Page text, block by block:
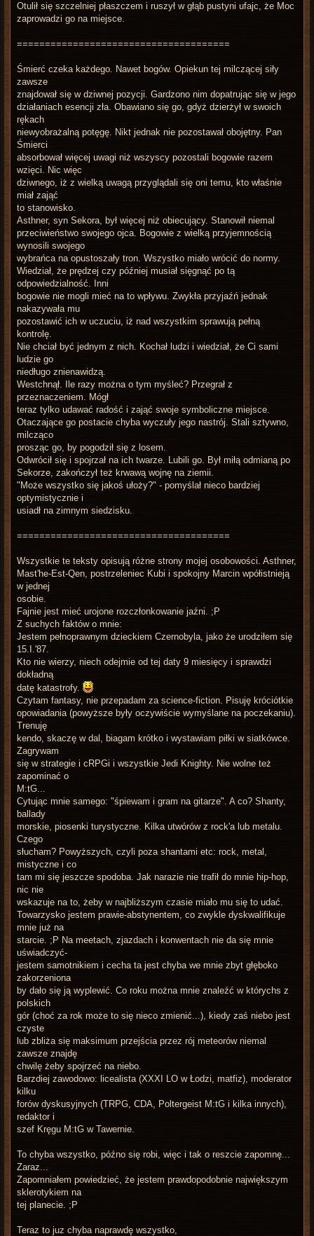
Otulił się szczelniej płaszczem i ruszył w głąb pustyni ufajc, że Moc
zaprowadzi go na miejsce.
======================================
Śmierć czeka każdego. Nawet bogów. Opiekun tej milczącej siły
zawsze
znajdował się w dziwnej pozycji. Gardzono nim dopatrując się w jego
działaniach esencji zła. Obawiano się go, gdyż dzierżył w swoich
rękach
niewyobrażalną potęgę. Nikt jednak nie pozostawał obojętny. Pan
Śmierci
absorbował więcej uwagi niż wszyscy pozostali bogowie razem
wzięci. Nic więc
dziwnego, iż z wielką uwagą przyglądali się oni temu, kto właśnie
miał zająć
to stanowisko.
Asthner, syn Sekora, był więcej niż obiecujący. Stanowił niemal
przeciwieństwo swojego ojca. Bogowie z wielką przyjemnością
wynosili swojego
wybrańca na opustoszały tron. Wszystko miało wrócić do normy.
Wiedział, że prędzej czy później musiał sięgnąć po tą
odpowiedzialność. Inni
bogowie nie mogli mieć na to wpływu. Zwykła przyjaźń jednak
nakazywała mu
pozostawić ich w uczuciu, iż nad wszystkim sprawują pełną
kontrolę.
Nie chciał być jednym z nich. Kochał ludzi i wiedział, że Ci sami
ludzie go
niedługo znienawidzą.
Westchnął. Ile razy można o tym myśleć? Przegrał z
przeznaczeniem. Mógł
teraz tylko udawać radość i zająć swoje symboliczne miejsce.
Otaczające go postacie chyba wyczuły jego nastrój. Stali sztywno,
milcząco
prosząc go, by pogodził się z losem.
Odwrócił się i spojrzał na ich twarze. Lubili go. Był miłą odmianą po
Sekorze, zakończył też krwawą wojnę na ziemii.
"Może wszystko się jakoś ułoży?" - pomyślał nieco bardziej
optymistycznie i
usiadł na zimnym siedzisku.
======================================
Wszystkie te teksty opisują różne strony mojej osobowości. Asthner,
Mast'he-Est-Qen, postrzeleniec Kubi i spokojny Marcin wpółistnieją
w jednej
osobie.
Fajnie jest mieć urojone rozczłonkowanie jaźni. ;P
Z suchych faktów o mnie:
Jestem pełnoprawnym dzieckiem Czernobyla, jako że urodziłem się
15.I.'87.
Kto nie wierzy, niech odejmie od tej daty 9 miesięcy i sprawdzi
dokładną
datę katastrofy.
Czytam fantasy, nie przepadam za science-fiction. Pisuję króciótkie
opowiadania (powyższe były oczywiście wymyślane na poczekaniu).
Trenuję
kendo, skaczę w dal, biagam krótko i wystawiam piłki w siatkówce.
Zagrywam
się w strategie i cRPGi i wszystkie Jedi Knighty. Nie wolne też
zapominać o
M:tG...
Cytując mnie samego: "śpiewam i gram na gitarze". A co? Shanty,
ballady
morskie, piosenki turystyczne. Kilka utwórów z rock'a lub metalu.
Czego
słucham? Powyższych, czyli poza shantami etc: rock, metal,
mistyczne i co
tam mi się jeszcze spodoba. Jak narazie nie trafił do mnie hip-hop,
nic nie
wskazuje na to, żeby w najbliższym czasie miało mu się to udać.
Towarzysko jestem prawie-abstynentem, co zwykle dyskwalifikuje
mnie już na
starcie. ;P Na meetach, zjazdach i konwentach nie da się mnie
uświadczyć-
jestem samotnikiem i cecha ta jest chyba we mnie zbyt głęboko
zakorzeniona
by dało się ją wyplewić. Co roku można mnie znaleźć w którychs z
polskich
gór (choć za rok może to się nieco zmienić...), kiedy zaś niebo jest
czyste
lub zbliża się maksimum przejścia przez rój meteorów niemal
zawsze znajdę
chwilę żeby spojrzeć na niebo.
Barzdiej zawodowo: licealista (XXXI LO w Łodzi, matfiz), moderator
kilku
forów dyskusyjnych (TRPG, CDA, Poltergeist M:tG i kilka innych),
redaktor i
szef Kręgu M:tG w Tawernie.
To chyba wszystko, późno się robi, więc i tak o reszcie zapomnę...
Zaraz...
Zapomniałem powiedzieć, że jestem prawdopodobnie największym
sklerotykiem na
tej planecie. ;P
Teraz to juz chyba naprawdę wszystko,